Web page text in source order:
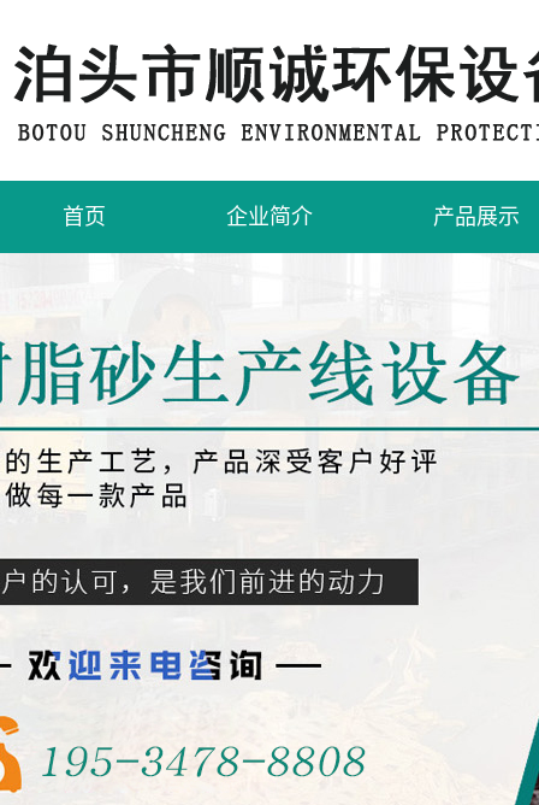
首页 企业简介 产品展示